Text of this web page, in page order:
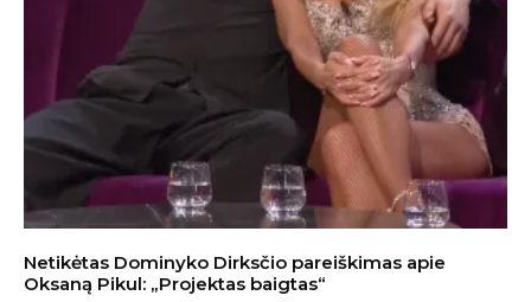
Netikėtas Dominyko Dirksčio pareiškimas apie
Oksaną Pikul: „Projektas baigtas“